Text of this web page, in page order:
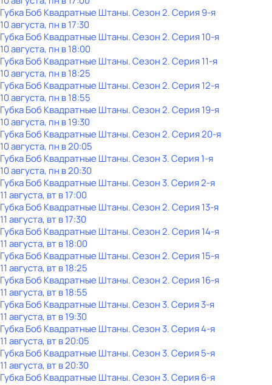
Губка Боб Квадратные Штаны. Сезон 2. Серия 9-я
10 августа, пн в 17:30
Губка Боб Квадратные Штаны. Сезон 2. Серия 10-я
10 августа, пн в 18:00
Губка Боб Квадратные Штаны. Сезон 2. Серия 11-я
10 августа, пн в 18:25
Губка Боб Квадратные Штаны. Сезон 2. Серия 12-я
10 августа, пн в 18:55
Губка Боб Квадратные Штаны. Сезон 2. Серия 19-я
10 августа, пн в 19:30
Губка Боб Квадратные Штаны. Сезон 2. Серия 20-я
10 августа, пн в 20:05
Губка Боб Квадратные Штаны. Сезон 3. Серия 1-я
10 августа, пн в 20:30
Губка Боб Квадратные Штаны. Сезон 3. Серия 2-я
11 августа, вт в 17:00
Губка Боб Квадратные Штаны. Сезон 2. Серия 13-я
11 августа, вт в 17:30
Губка Боб Квадратные Штаны. Сезон 2. Серия 14-я
11 августа, вт в 18:00
Губка Боб Квадратные Штаны. Сезон 2. Серия 15-я
11 августа, вт в 18:25
Губка Боб Квадратные Штаны. Сезон 2. Серия 16-я
11 августа, вт в 18:55
Губка Боб Квадратные Штаны. Сезон 3. Серия 3-я
11 августа, вт в 19:30
Губка Боб Квадратные Штаны. Сезон 3. Серия 4-я
11 августа, вт в 20:05
Губка Боб Квадратные Штаны. Сезон 3. Серия 5-я
11 августа, вт в 20:30
Губка Боб Квадратные Штаны. Сезон 3. Серия 6-я